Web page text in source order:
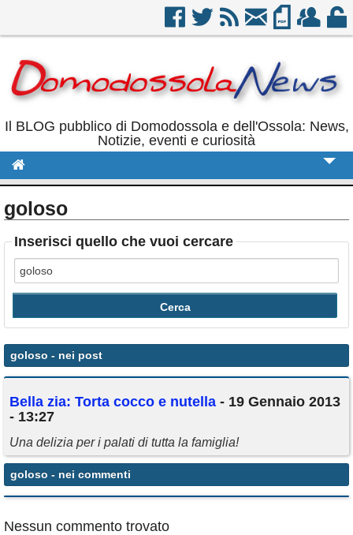
Il BLOG pubblico di Domodossola e dell'Ossola: News,
Notizie, eventi e curiosità
Politica
Eventi
Calendario
Annunci
goloso
Inserisci quello che vuoi cercare
goloso - nei post
Bella zia: Torta cocco e nutella - 19 Gennaio 2013
- 13:27
Una delizia per i palati di tutta la famiglia!
goloso - nei commenti
Nessun commento trovato